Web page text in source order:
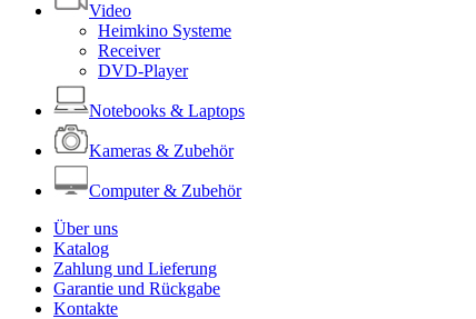
Video
Heimkino Systeme
Receiver
DVD-Player
Notebooks & Laptops
Kameras & Zubehör
Computer & Zubehör
Über uns
Katalog
Zahlung und Lieferung
Garantie und Rückgabe
Kontakte